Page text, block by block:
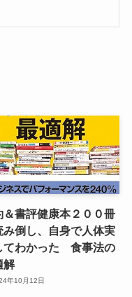
＆書評健康本２００冊
み倒し、自身で人体実
てわかった 食事法の
解
年10月12日